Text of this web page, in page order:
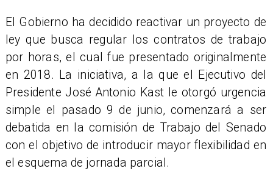
El Gobierno ha decidido reactivar un proyecto de
ley que busca regular los contratos de trabajo
por horas, el cual fue presentado originalmente
en 2018. La iniciativa, a la que el Ejecutivo del
Presidente José Antonio Kast le otorgó urgencia
simple el pasado 9 de junio, comenzará a ser
debatida en la comisión de Trabajo del Senado
con el objetivo de introducir mayor flexibilidad en
el esquema de jornada parcial.